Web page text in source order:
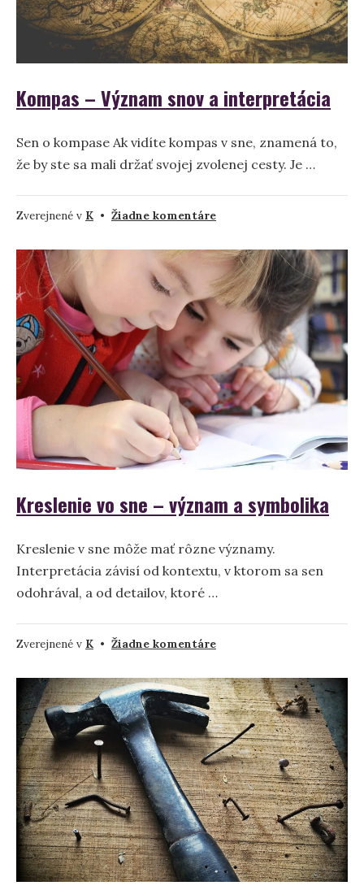
Kompas – Význam snov a interpretácia
Sen o kompase Ak vidíte kompas v sne, znamená to,
že by ste sa mali držať svojej zvolenej cesty. Je …
Zverejnené v K • Žiadne komentárena
–
Význam
snov
a
interpretácia
Kreslenie vo sne – význam a symbolika
Kreslenie v sne môže mať rôzne významy.
Interpretácia závisí od kontextu, v ktorom sa sen
odohrával, a od detailov, ktoré …
Zverejnené v K • Žiadne komentárena
vo
sne
–
význam
a
symbolika